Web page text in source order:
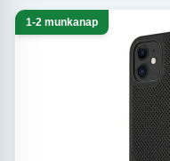
1-2 munkanap